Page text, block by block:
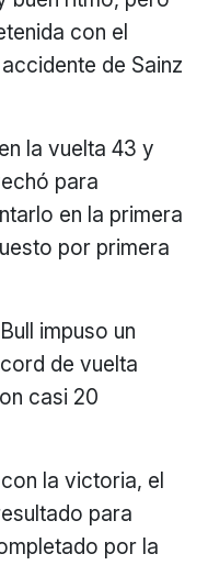
con el
de Sainz
la vuelta 43 y
para
en la primera
por primera
impuso un
de vuelta
casi 20
la victoria, el
para
por la